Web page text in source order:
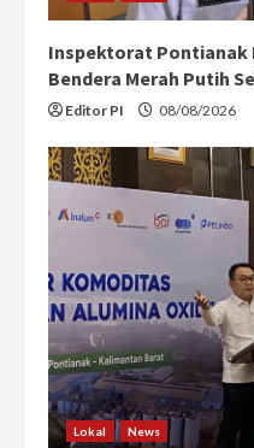
Inspektorat Pontianak
Bendera Merah Putih
Editor PI 08/08/2026
Lokal News